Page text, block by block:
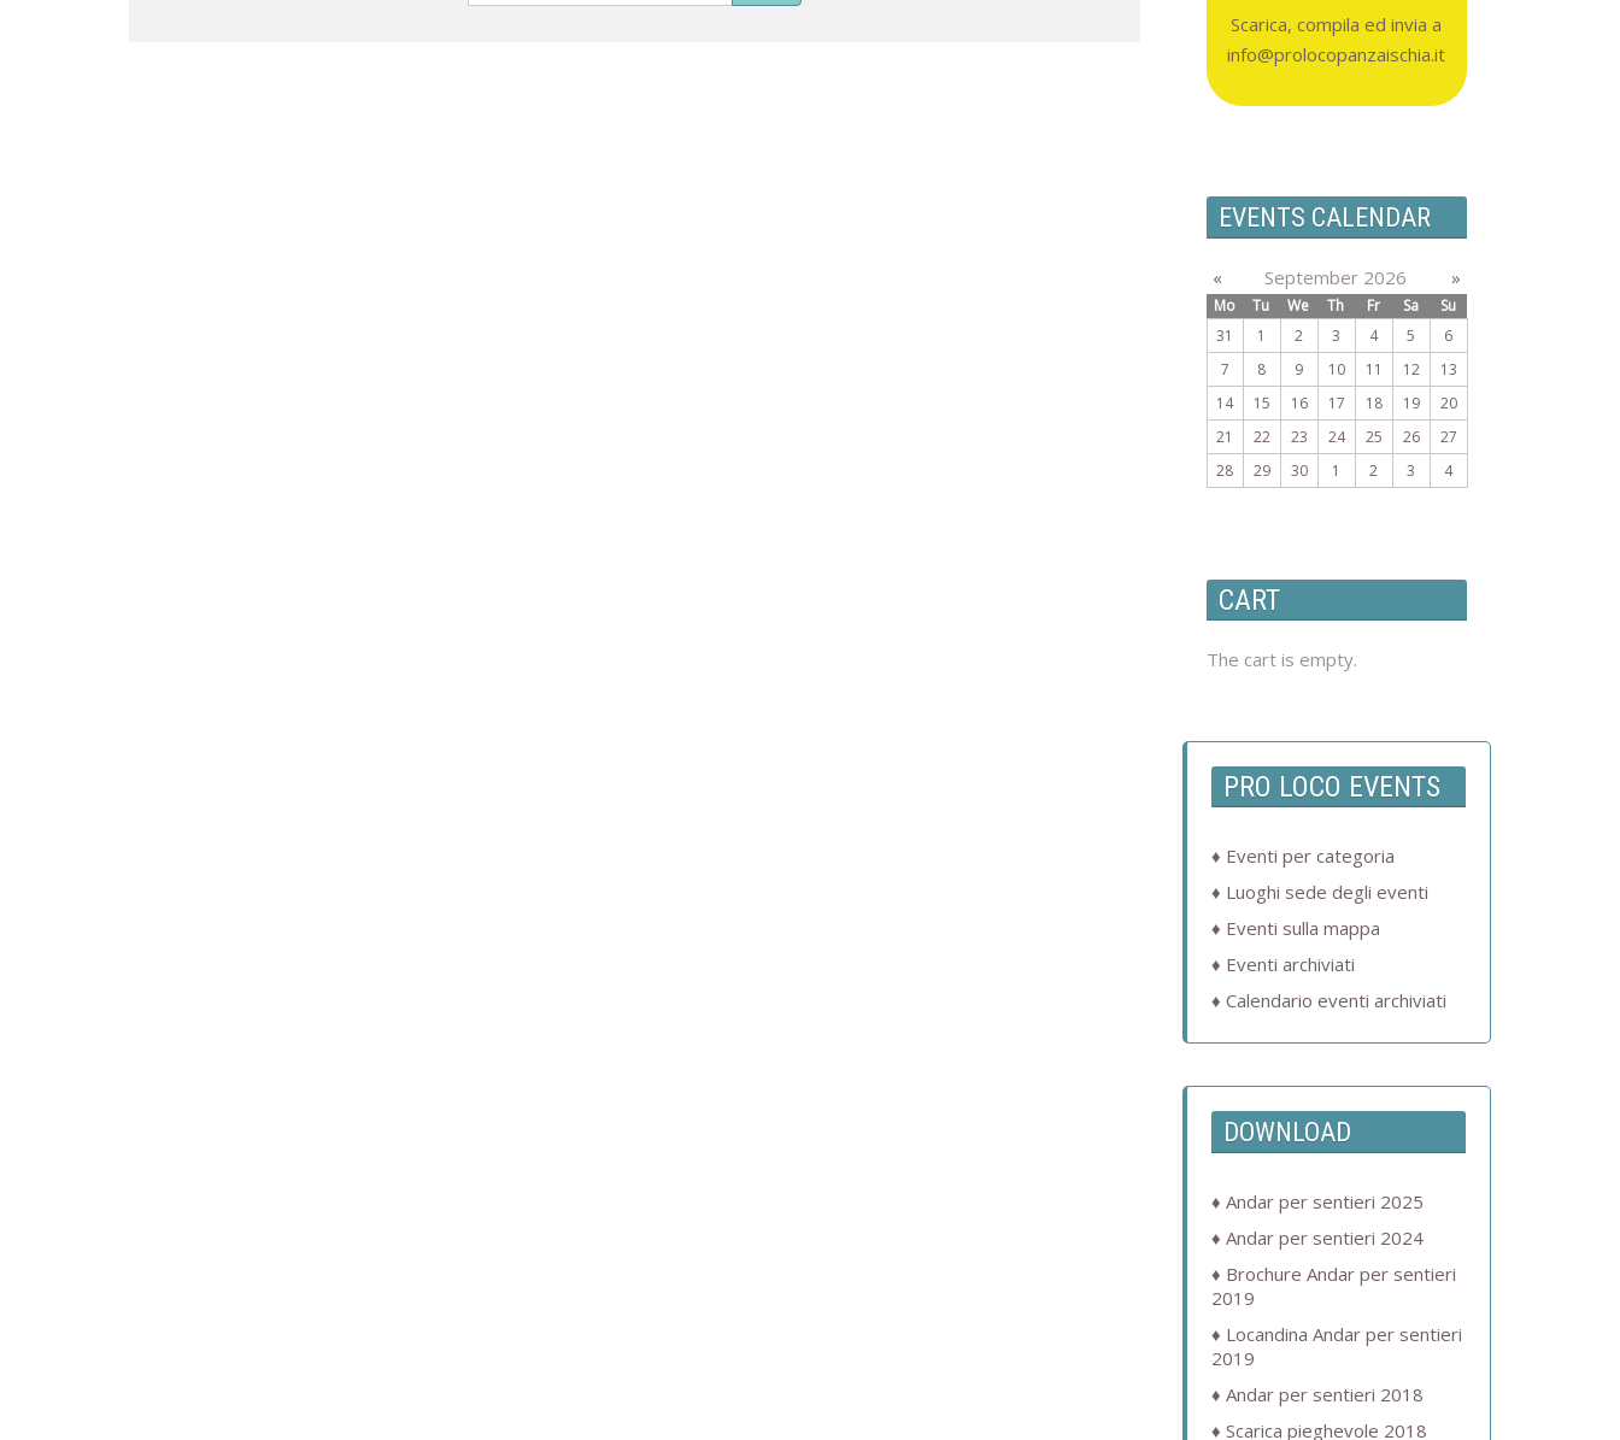
Scarica, compila ed invia a
info@prolocopanzaischia.it
EVENTS CALENDAR
« September 2026 »
Mo Tu We Th Fr Sa
Su
31
1 2 3 4 5
6
7
8 9 10 11 12
13
14
15 16 17 18 19
20
21
22 23 24 25 26
27
28
29 30 1 2 3 4
CART
The cart is empty.
PRO LOCO EVENTS
Eventi per categoria
Luoghi sede degli eventi
Eventi sulla mappa
Eventi archiviati
Calendario eventi archiviati
DOWNLOAD
Andar per sentieri 2025
Andar per sentieri 2024
Brochure Andar per sentieri
2019
Locandina Andar per sentieri
2019
Andar per sentieri 2018
Scarica pieghevole 2018